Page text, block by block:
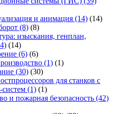
и анимация (14) (14)
(8) (8)
изыскания, генплан,
(14)
(6) (6)
(1) (1)
(30) (30)
для станков с
(1) (1)
и пожарная безопасность (42)